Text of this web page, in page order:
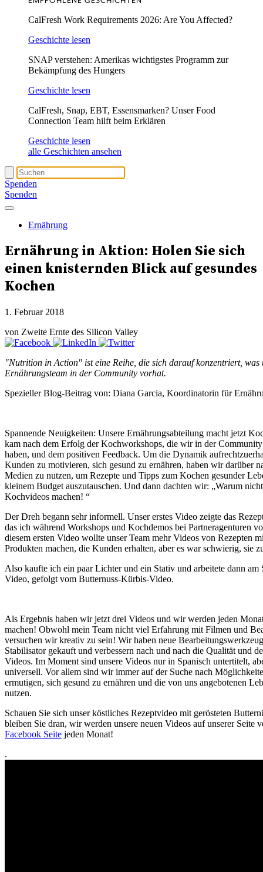
CalFresh Work Requirements 2026: Are You Affected?
Geschichte lesen
SNAP verstehen: Amerikas wichtigstes Programm zur
Bekämpfung des Hungers
Geschichte lesen
CalFresh, Snap, EBT, Essensmarken? Unser Food
Connection Team hilft beim Erklären
Geschichte lesen
alle Geschichten ansehen
Spenden
Spenden
Ernährung
Ernährung in Aktion: Holen Sie sich
einen knisternden Blick auf gesundes
Kochen
1. Februar 2018
von Zweite Ernte des Silicon Valley
"Nutrition in Action" ist eine Reihe, die sich darauf konzentriert, was
Ernährungsteam in der Community vorhat.
Spezieller Blog-Beitrag von: Diana Garcia, Koordinatorin für
Spannende Neuigkeiten: Unsere Ernährungsabteilung macht jetzt
kam nach dem Erfolg der Kochworkshops, die wir in der
haben, und dem positiven Feedback. Um die Dynamik
Kunden zu motivieren, sich gesund zu ernähren, haben wir darüber
Medien zu nutzen, um Rezepte und Tipps zum Kochen gesunder
kleinem Budget auszutauschen. Und dann dachten wir: „Warum
Kochvideos machen! “
Der Dreh begann sehr informell. Unser erstes Video zeigte das
das ich während Workshops und Kochdemos bei Partneragenturen
diesem ersten Video wollte unser Team mehr Videos von Rezepten
Produkten machen, die Kunden erhalten, aber es war schwierig, sie
Also kaufte ich ein paar Lichter und ein Stativ und arbeitete dann am
Video, gefolgt vom Butternuss-Kürbis-Video.
Als Ergebnis haben wir jetzt drei Videos und wir werden jeden
machen! Obwohl mein Team nicht viel Erfahrung mit Filmen und
versuchen wir kreativ zu sein! Wir haben neue
Stabilisator gekauft und verbessern nach und nach die Qualität und
Videos. Im Moment sind unsere Videos nur in Spanisch untertitelt,
universell. Vor allem sind wir immer auf der Suche nach
ermutigen, sich gesund zu ernähren und die von uns angebotenen
nutzen.
Schauen Sie sich unser köstliches Rezeptvideo mit gerösteten
bleiben Sie dran, wir werden unsere neuen Videos auf unserer Seite
Facebook Seite jeden Monat!
.